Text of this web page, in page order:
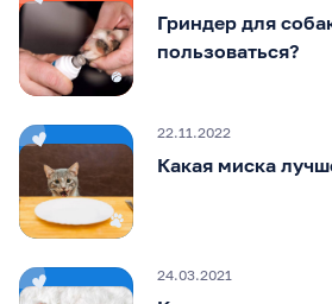
Гриндер для
пользоваться?
22.11.2022
Какая миска
24.03.2021